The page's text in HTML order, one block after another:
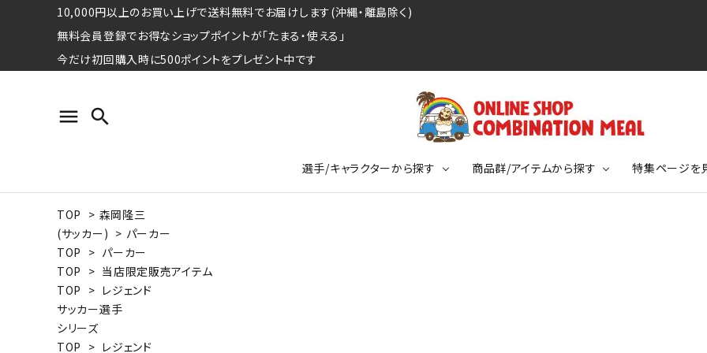
10,000円以上のお買い上げで送料無料でお届けします(沖縄・離島除く)
無料会員登録でお得なショップポイントが「たまる・使える」
今だけ初回購入時に500ポイントをプレゼント中です
menu search
選手/キャラクターから探す
プロ野球選手コレクション
日本プロサッカー選手会シリーズ
水泳競技選手コレクション
商品群/アイテムから探す
Tシャツ
パーカー
期間限定販売アイテム
特集ページを
特集ページ
ウォーレン･クロマティ
特集ページ
競走馬コレクション
TOP > 森岡隆三
(サッカー) > パーカー
TOP > パーカー
TOP > 当店限定販売アイテム
TOP > レジェンド
サッカー選手
シリーズ
TOP > レジェンド